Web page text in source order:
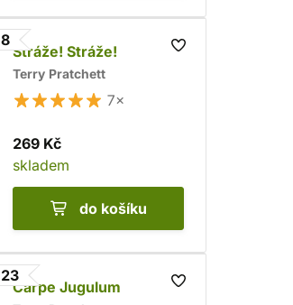
8
Stráže! Stráže!
Terry Pratchett
7×
269 Kč
skladem
do košíku
23
Carpe Jugulum